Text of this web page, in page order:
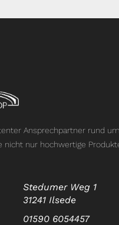
Ansprechpartner rund
nicht nur hochwertige
Stedumer Weg 1
31241 Ilsede
01590 6054457